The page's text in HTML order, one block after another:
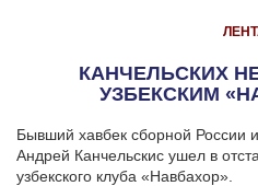
КАНЧЕЛЬСКИХ
УЗБЕКСКИМ
Бывший хавбек сборной России
Андрей Канчельскис ушел в
узбекского клуба «Навбахор».